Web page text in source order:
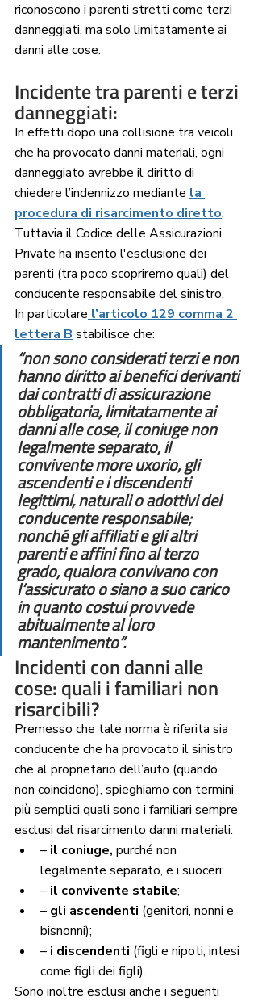
riconoscono i parenti stretti come terzi
danneggiati, ma solo limitatamente ai
danni alle cose.
Incidente tra parenti e terzi
danneggiati:
In effetti dopo una collisione tra veicoli
che ha provocato danni materiali, ogni
danneggiato avrebbe il diritto di
chiedere l’indennizzo mediante la
procedura di risarcimento diretto.
Tuttavia il Codice delle Assicurazioni
Private ha inserito l'esclusione dei
parenti (tra poco scopriremo quali) del
conducente responsabile del sinistro.
In particolare l’articolo 129 comma 2
lettera B stabilisce che:
“non sono considerati terzi e non
hanno diritto ai benefici derivanti
dai contratti di assicurazione
obbligatoria, limitatamente ai
danni alle cose, il coniuge non
legalmente separato, il
convivente more uxorio, gli
ascendenti e i discendenti
legittimi, naturali o adottivi del
conducente responsabile;
nonché gli affiliati e gli altri
parenti e affini fino al terzo
grado, qualora convivano con
l’assicurato o siano a suo carico
in quanto costui provvede
abitualmente al loro
mantenimento”.
Incidenti con danni alle
cose: quali i familiari non
risarcibili?
Premesso che tale norma è riferita sia
conducente che ha provocato il sinistro
che al proprietario dell’auto (quando
non coincidono), spieghiamo con termini
più semplici quali sono i familiari sempre
esclusi dal risarcimento danni materiali:
– il coniuge, purché non
legalmente separato, e i suoceri;
– il convivente stabile;
– gli ascendenti (genitori, nonni e
bisnonni);
– i discendenti (figli e nipoti, intesi
come figli dei figli).
Sono inoltre esclusi anche i seguenti